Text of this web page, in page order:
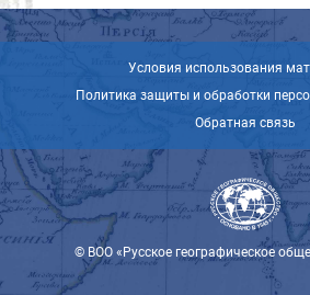
Условия использования
Политика защиты и обработки
Обратная связь
© ВОО «Русское географическое